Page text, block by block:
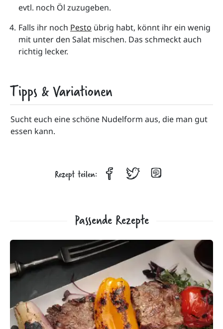
evtl. noch Öl zuzugeben.
Falls ihr noch Pesto übrig habt, könnt ihr ein wenig
mit unter den Salat mischen. Das schmeckt auch
richtig lecker.
Tipps & Variationen
Sucht euch eine schöne Nudelform aus, die man gut
essen kann.
Rezept teilen:
Passende Rezepte